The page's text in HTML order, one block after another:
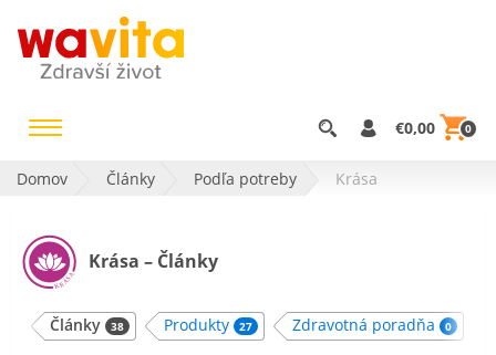
€0,00 0
Domov Články Podľa potreby Krása
Krása – Články
Články 38 Produkty 27 Zdravotná poradňa 0